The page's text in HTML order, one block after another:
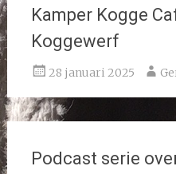
Kamper Kogge
Koggewerf
28 januari 2025
Podcast serie